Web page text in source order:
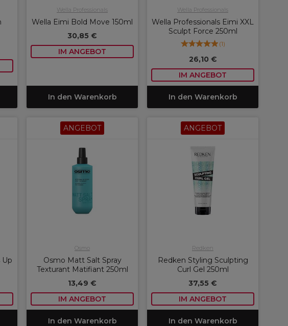
Wella Professionals
Wella Eimi Bold Move 150ml
30,85 €
IM ANGEBOT
In den Warenkorb
Wella Professionals
Wella Professionals Eimi XXL
Sculpt Force 250ml
(1)
26,10 €
IM ANGEBOT
In den Warenkorb
Up
ANGEBOT
Osmo
Osmo Matt Salt Spray
Texturant Matifiant 250ml
13,49 €
IM ANGEBOT
In den Warenkorb
ANGEBOT
Redken
Redken Styling Sculpting
Curl Gel 250ml
37,55 €
IM ANGEBOT
In den Warenkorb